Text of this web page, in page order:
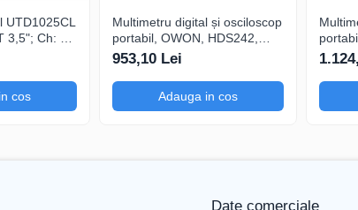
USB
UTD1025CL
3,5"; Ch: 1;
cos
Multimetru digital și osciloscop
portabil, OWON, HDS242,
200mV-1kV, 200mA-
953,10 Lei
Adauga in cos
Date comerciale